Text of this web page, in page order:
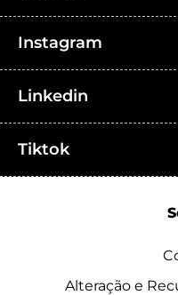
Instagram
Linkedin
Tiktok
Alteração e